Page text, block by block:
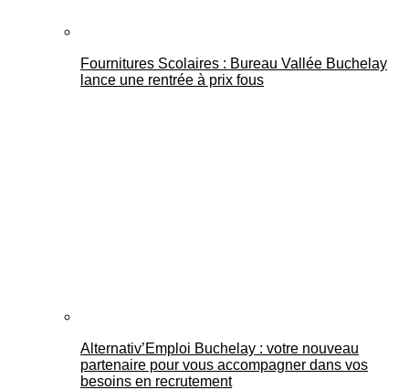
Fournitures Scolaires : Bureau Vallée Buchelay
lance une rentrée à prix fous
Alternativ’Emploi Buchelay : votre nouveau
partenaire pour vous accompagner dans vos
besoins en recrutement